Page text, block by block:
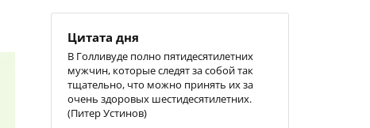
Цитата дня
В Голливуде полно пятидесятилетних
мужчин, которые следят за собой так
тщательно, что можно принять их за
очень здоровых шестидесятилетних.
(Питер Устинов)